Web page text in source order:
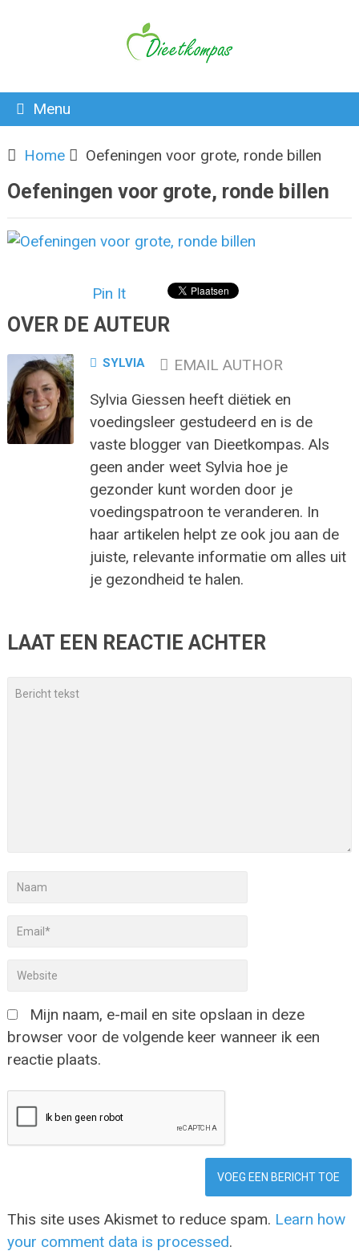
Menu
Home Oefeningen voor grote, ronde billen
Oefeningen voor grote, ronde billen
Pin It
OVER DE AUTEUR
SYLVIA
EMAIL AUTHOR
Sylvia Giessen heeft diëtiek en
voedingsleer gestudeerd en is de
vaste blogger van Dieetkompas. Als
geen ander weet Sylvia hoe je
gezonder kunt worden door je
voedingspatroon te veranderen. In
haar artikelen helpt ze ook jou aan de
juiste, relevante informatie om alles uit
je gezondheid te halen.
LAAT EEN REACTIE ACHTER
Mijn naam, e-mail en site opslaan in deze
browser voor de volgende keer wanneer ik een
reactie plaats.
This site uses Akismet to reduce spam. Learn how
your comment data is processed.